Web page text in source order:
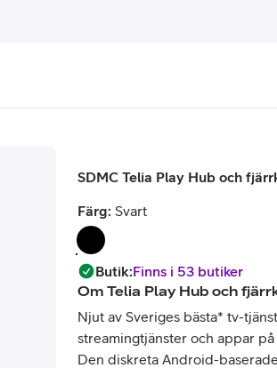
Köp kontantkort
Ladda kontantkort
Laddningscheck
Registrera kontantkort
SDMC Telia Play Hub och
Färg: Svart
Butik:Finns i 53 butiker
Om Telia Play Hub och
Njut av Sveriges bästa* tv-
streamingtjänster och appar
Den diskreta Android-